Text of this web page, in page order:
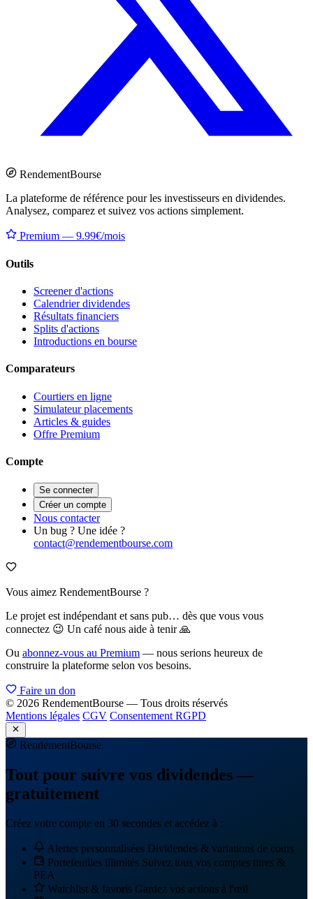
RendementBourse
La plateforme de référence pour les investisseurs en dividendes.
Analysez, comparez et suivez vos actions simplement.
Premium — 9.99€/mois
Outils
Screener d'actions
Calendrier dividendes
Résultats financiers
Splits d'actions
Introductions en bourse
Comparateurs
Courtiers en ligne
Simulateur placements
Articles & guides
Offre Premium
Compte
Se connecter
Créer un compte
Nous contacter
Un bug ? Une idée ?
contact@rendementbourse.com
Vous aimez RendementBourse ?
Le projet est indépendant et sans pub… dès que vous vous
connectez 😉 Un café nous aide à tenir 🙏
Ou abonnez-vous au Premium — nous serions heureux de
construire la plateforme selon vos besoins.
Faire un don
© 2026 RendementBourse — Tous droits réservés
Mentions légales CGV Consentement RGPD
RendementBourse
Tout pour suivre vos dividendes —
gratuitement
Créez votre compte en 30 secondes et accédez à :
Alertes personnalisées Dividendes & variations de cours
Portefeuilles illimités Suivez tous vos comptes titres &
PEA
Watchlist & favoris Gardez vos actions à l'œil